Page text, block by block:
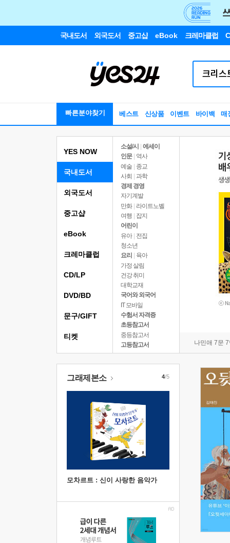
국내도서 외국도서 중고샵 eBook 크레마클럽
빠른분야찾기 베스트 신상품 이벤트 바이백 매
YES NOW
국내도서
소설/시
에세이
인문
역사
예술 | 종교
사회 | 과학
경제 경영
자기계발
만화 | 라이트노벨
여행
잡지
어린이
유아 | 전집
청소년
요리
육아
가정 살림
건강 취미
대학교재
국어와 외국어
IT 모바일
수험서 자격증
초등참고서
중등참고서
고등참고서
나민애 7문
외국도서
중고샵
eBook
크레마클럽
CD/LP
DVD/BD
문구/GIFT
티켓
그래제본소
모차르트 : 신이 사랑한 음악가
4/5